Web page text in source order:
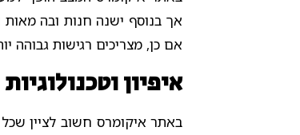
אך בנוסף ישנה חנות ובה מאות
אם כן, מצריכים רגישות גבוהה
איפיון וטכנולוגיות
באתר איקומרס חשוב לציין